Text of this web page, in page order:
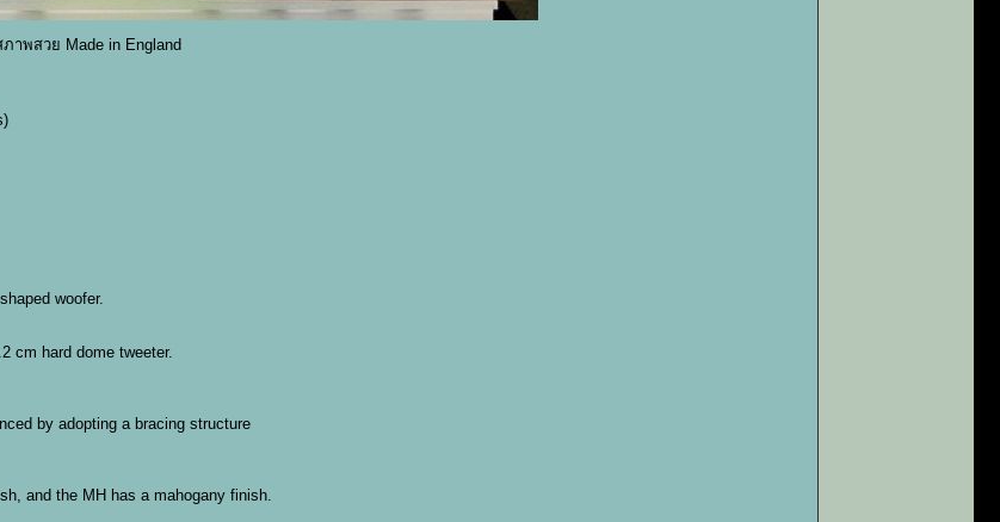
าพสวย Made in England
woofer.
cm hard dome tweeter.
by adopting a bracing structure
and the MH has a mahogany finish.